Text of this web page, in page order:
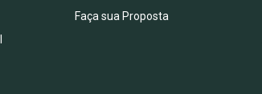
Faça sua Proposta